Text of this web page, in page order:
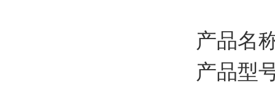
产品名
产品型